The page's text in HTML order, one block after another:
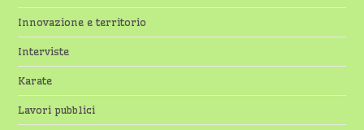
Innovazione e territorio
Interviste
Karate
Lavori pubblici